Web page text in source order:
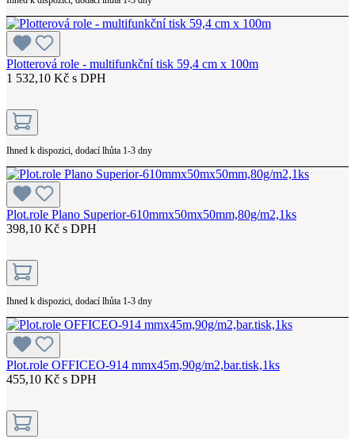
Plotterová role - multifunkční tisk 59,4 cm x 100m
1 532,10 Kč s DPH
Ihned k dispozici, dodací lhůta 1-3 dny
Plot.role Plano Superior-610mmx50mx50mm,80g/m2,1ks
398,10 Kč s DPH
Ihned k dispozici, dodací lhůta 1-3 dny
Plot.role OFFICEO-914 mmx45m,90g/m2,bar.tisk,1ks
455,10 Kč s DPH